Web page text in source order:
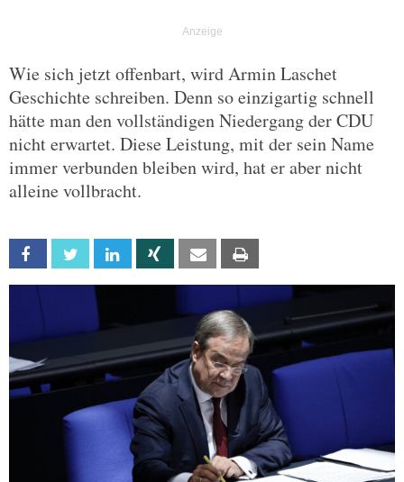
Wie sich jetzt offenbart, wird Armin Laschet
Geschichte schreiben. Denn so einzigartig schnell
hätte man den vollständigen Niedergang der CDU
nicht erwartet. Diese Leistung, mit der sein Name
immer verbunden bleiben wird, hat er aber nicht
alleine vollbracht.
Facebook Twitter Linkedin Xing Email